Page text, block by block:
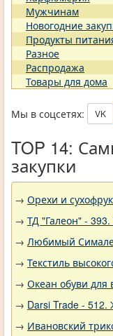
Мужчинам
Новогодние
Продукты
Разное
Распродажа
Товары для дома
Мы в соцсетях: VK
TOP 14:
закупки
→ Орехи и
→ ТД "Галеон" -
→ Любимый
→ Текстиль
→ Океан обуви для
→ Darsi Trade -
→ Ивановский